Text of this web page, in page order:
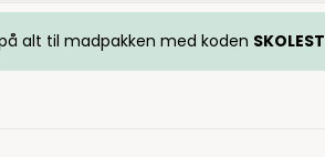
på alt til madpakken med koden